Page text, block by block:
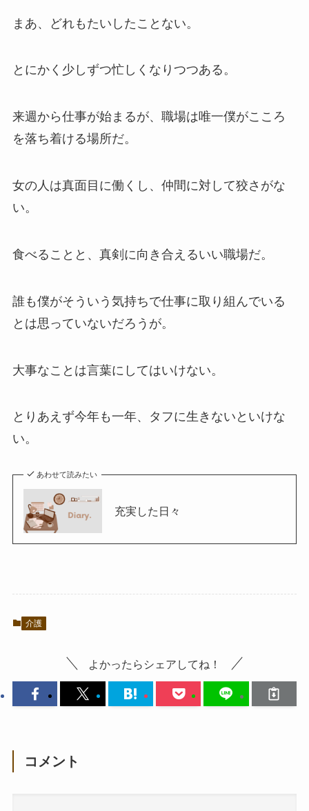
まあ、どれもたいしたことない。
とにかく少しずつ忙しくなりつつある。
来週から仕事が始まるが、職場は唯一僕がこころ
を落ち着ける場所だ。
女の人は真面目に働くし、仲間に対して狡さがな
い。
食べることと、真剣に向き合えるいい職場だ。
誰も僕がそういう気持ちで仕事に取り組んでいる
とは思っていないだろうが。
大事なことは言葉にしてはいけない。
とりあえず今年も一年、タフに生きないといけな
い。
あわせて読みたい
充実した日々
介護
よかったらシェアしてね！
コメント